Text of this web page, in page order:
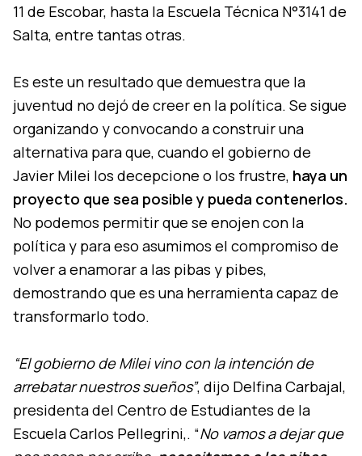
11 de Escobar, hasta la Escuela Técnica N°3141 de
Salta, entre tantas otras.
Es este un resultado que demuestra que la
juventud no dejó de creer en la política. Se sigue
organizando y convocando a construir una
alternativa para que, cuando el gobierno de
Javier Milei los decepcione o los frustre, haya un
proyecto que sea posible y pueda contenerlos.
No podemos permitir que se enojen con la
política y para eso asumimos el compromiso de
volver a enamorar a las pibas y pibes,
demostrando que es una herramienta capaz de
transformarlo todo.
“El gobierno de Milei vino con la intención de
arrebatar nuestros sueños”, dijo Delfina Carbajal,
presidenta del Centro de Estudiantes de la
Escuela Carlos Pellegrini,. “No vamos a dejar que